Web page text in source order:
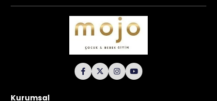
Kurumsal